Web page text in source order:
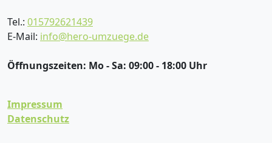
Tel.: 015792621439
E-Mail: info@hero-umzuege.de
Öffnungszeiten: Mo - Sa: 09:00 - 18:00 Uhr
Impressum
Datenschutz